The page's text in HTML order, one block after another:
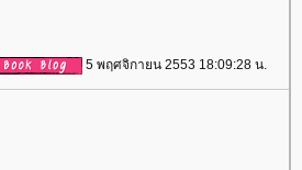
5 พฤศจิกายน 2553 18:09:28 น.